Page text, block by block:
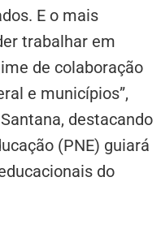
E o mais
trabalhar em
de colaboração
e municípios”,
destacando
(PNE) guiará
do